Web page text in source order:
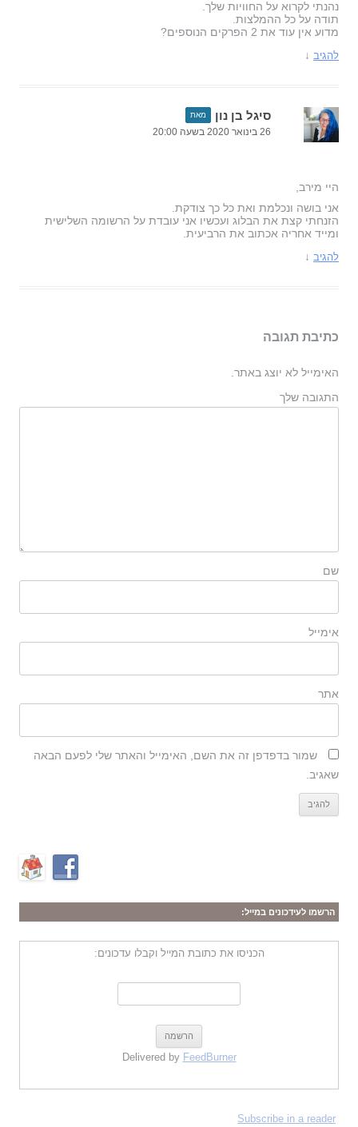
נהנתי לקרוא על החוויות שלך.
תודה על כל ההמלצות.
מדוע אין עוד את 2 הפרקים הנוספים?
להגיב ↓
סיגל בן נון מאת
26 בינואר 2020 בשעה 20:00
היי מירב,
אני בושה ונכלמת ואת כל כך צודקת.
הזנחתי קצת את הבלוג ועכשיו אני עובדת על הרשומה השלישית
ומייד אחריה אכתוב את הרביעית.
להגיב ↓
כתיבת תגובה
האימייל לא יוצג באתר.
התגובה שלך
שם
אימייל
אתר
שמור בדפדפן זה את השם, האימייל והאתר שלי לפעם הבאה
שאגיב.
הרשמו לעידכונים במייל:
הכניסו את כתובת המייל וקבלו עדכונים:
Delivered by FeedBurner
Subscribe in a reader